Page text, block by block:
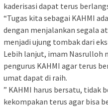
kaderisasi dapat terus
“Tugas kita sebagai KAHMI
dengan menjalankan segala
menjadi ujung tombak dari
Lebih lanjut, imam Nasrulloh
pengurus KAHMI agar terus
umat dapat di raih.
” KAHMI harus bersatu, tidak
kekompakan terus agar bisa